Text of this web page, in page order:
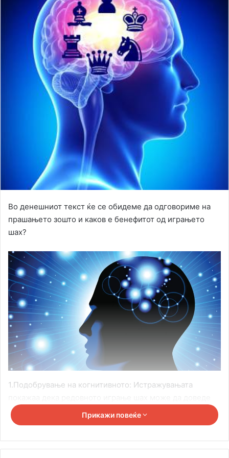
Во денешниот текст ќе се обидеме да одговориме на
прашањето зошто и каков е бенефитот од играњето
шах?
1.Подобрување на когнитивното: Истражувањата
до подобрување на когнитивните способности како што
се решавање проблеми, меморија и концентрација. На
„Intelligence“ покажа дека децата кои добивале
Прикажи повеќе